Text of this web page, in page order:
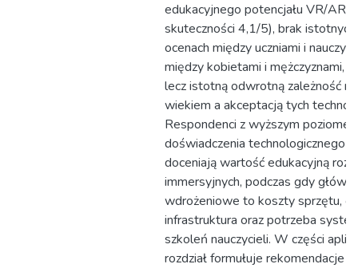
edukacyjnego potencjału VR/AR/
skuteczności 4,1/5), brak
ocenach między uczniami i
między kobietami i mężczyznami, a
lecz istotną odwrotną zależność
wiekiem a akceptacją tych
Respondenci z wyższym
doświadczenia technologicznego
doceniają wartość edukacyjną
immersyjnych, podczas gdy
wdrożeniowe to koszty sprzętu,
infrastruktura oraz potrzeba
szkoleń nauczycieli. W części
rozdział formułuje rekomendacje